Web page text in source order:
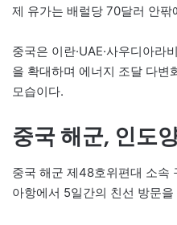
제 유가는 배럴당 70달러 안
중국은 이란·UAE·사우디아라
을 확대하며 에너지 조달 다변
모습이다.
중국 해군, 인도
중국 해군 제48호위편대 소속
아항에서 5일간의 친선 방문을